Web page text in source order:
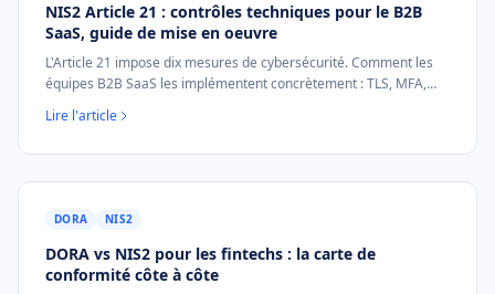
NIS2 Article 21 : contrôles techniques pour le B2B
SaaS, guide de mise en oeuvre
L'Article 21 impose dix mesures de cybersécurité. Comment les
équipes B2B SaaS les implémentent concrètement : TLS, MFA,
Lire l'article
DORA NIS2
DORA vs NIS2 pour les fintechs : la carte de
conformité côte à côte